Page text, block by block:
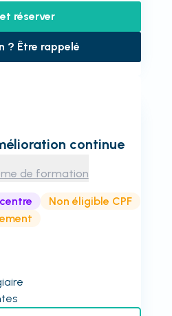
réserver
? Être rappelé
continue
de formation
Non éligible CPF